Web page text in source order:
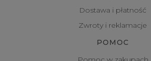
Dostawa i płatność
Zwroty i reklamacje
POMOC